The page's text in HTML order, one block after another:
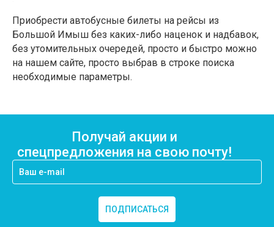
Приобрести автобусные билеты на рейсы из
Большой Имыш без каких-либо наценок и надбавок,
без утомительных очередей, просто и быстро можно
на нашем сайте, просто выбрав в строке поиска
необходимые параметры.
Получай акции и
спецпредложения на свою почту!
ПОДПИСАТЬСЯ